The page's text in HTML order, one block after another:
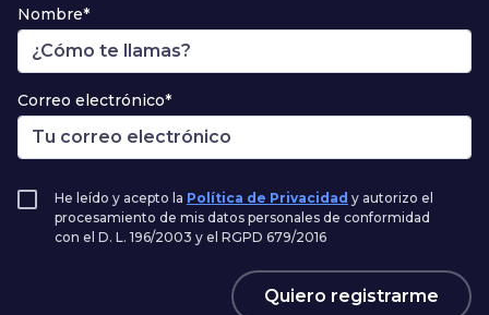
Nombre*
Correo electrónico*
He leído y acepto la Política de Privacidad y autorizo el
procesamiento de mis datos personales de conformidad
con el D. L. 196/2003 y el RGPD 679/2016
Quiero registrarme